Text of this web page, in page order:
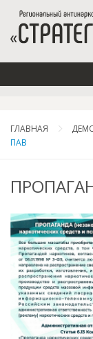
ГЛАВНАЯ
ПАВ